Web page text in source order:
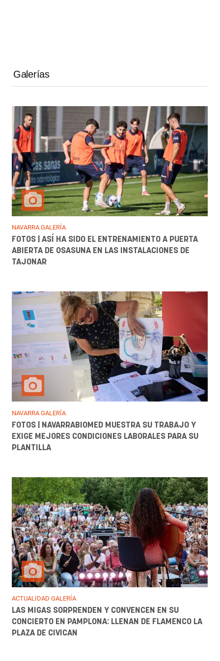
Galerías
NAVARRA GALERÍA
FOTOS | ASÍ HA SIDO EL ENTRENAMIENTO A PUERTA
ABIERTA DE OSASUNA EN LAS INSTALACIONES DE
TAJONAR
NAVARRA GALERÍA
FOTOS | NAVARRABIOMED MUESTRA SU TRABAJO Y
EXIGE MEJORES CONDICIONES LABORALES PARA SU
PLANTILLA
ACTUALIDAD GALERÍA
LAS MIGAS SORPRENDEN Y CONVENCEN EN SU
CONCIERTO EN PAMPLONA: LLENAN DE FLAMENCO LA
PLAZA DE CIVICAN